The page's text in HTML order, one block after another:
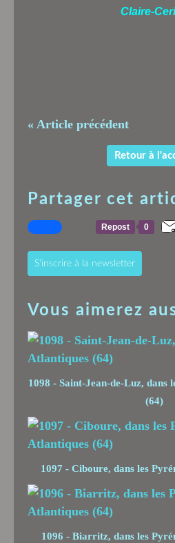
Claire-
« Article précédent
Retour à
Partager cet
Repost 0
S'inscrire à la newsletter
Vous aimerez
1098 - Saint-Jean-de-Luz, dans
(64)
1097 - Ciboure, dans les
1096 - Biarritz, dans les